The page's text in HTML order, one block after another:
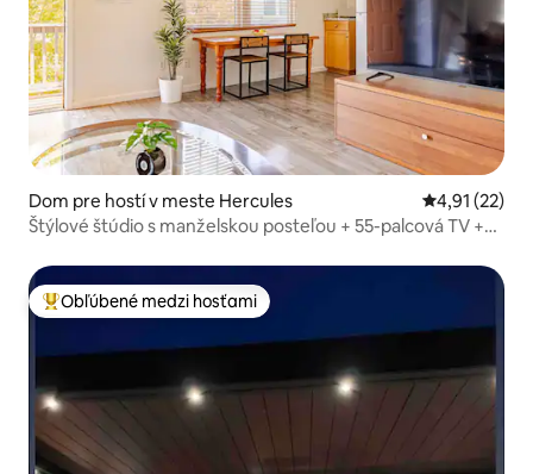
Dom pre hostí v meste Hercules Priemerné
4,91 (22)
Štýlové štúdio s manželskou posteľou + 55-palcová TV +
Najobľúbenejšie medzi hosťami
Obľúbené medzi hosťami